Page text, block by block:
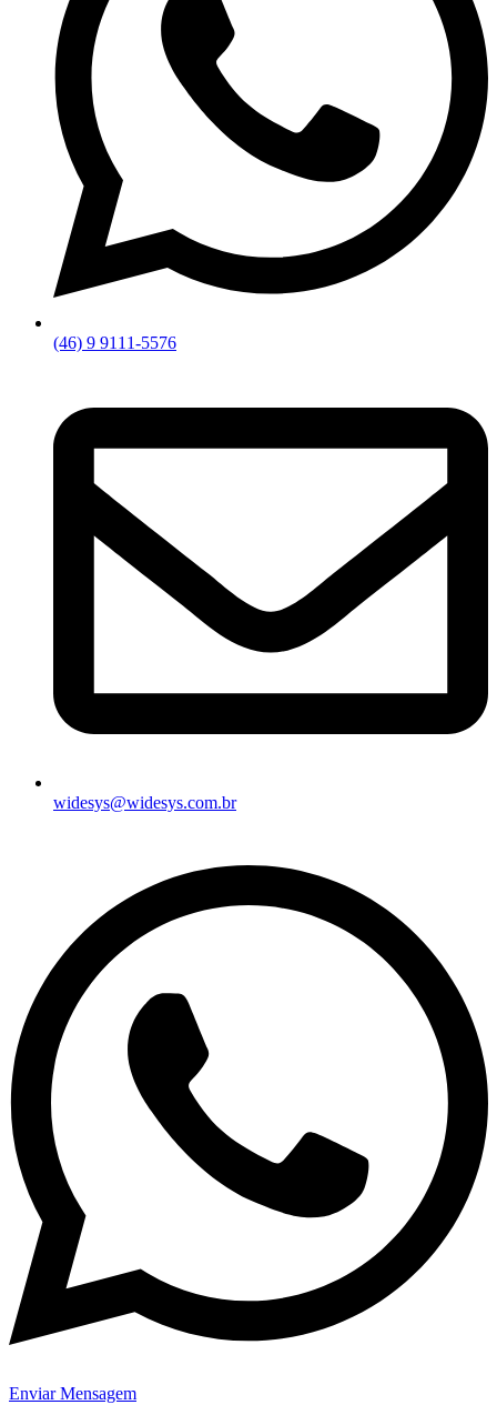
(46) 9 9111-5576
widesys@widesys.com.br
Enviar Mensagem